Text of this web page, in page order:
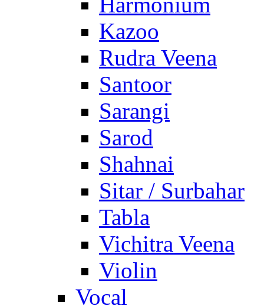
Kazoo
Rudra Veena
Santoor
Sarangi
Sarod
Shahnai
Sitar / Surbahar
Tabla
Vichitra Veena
Violin
Vocal